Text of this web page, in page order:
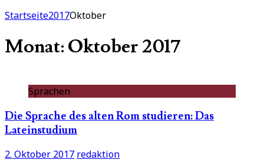
Startseite2017Oktober
Monat: Oktober 2017
Sprachen
Die Sprache des alten Rom studieren: Das
Lateinstudium
2. Oktober 2017 redaktion